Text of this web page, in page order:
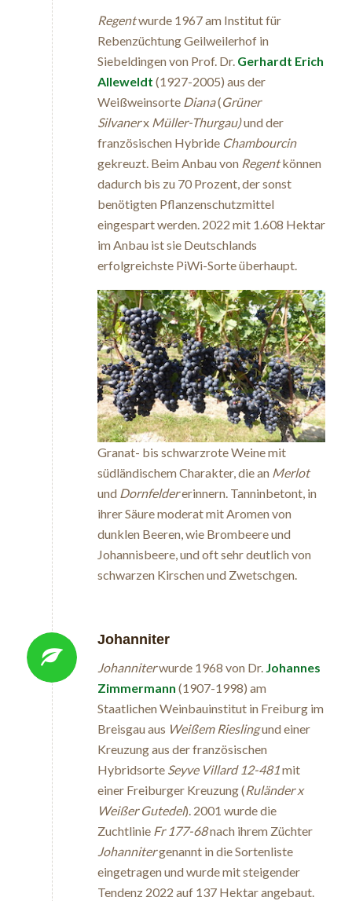
Regentwurde 1967 am Institut für
Rebenzüchtung Geilweilerhof in
Siebeldingen von Prof. Dr. Gerhardt Erich
Alleweldt (1927-2005) aus der
Weißweinsorte Diana(Grüner
Silvanerx Müller-Thurgau)und der
französischen Hybride Chambourcin
gekreuzt. Beim Anbau von Regentkönnen
dadurch bis zu 70 Prozent, der sonst
benötigten Pflanzenschutzmittel
eingespart werden. 2022 mit 1.608 Hektar
im Anbau ist sie Deutschlands
erfolgreichste PiWi-Sorte überhaupt.
Granat- bis schwarzrote Weine mit
südländischem Charakter, die an Merlot
und Dornfeldererinnern. Tanninbetont, in
ihrer Säure moderat mit Aromen von
dunklen Beeren, wie Brombeere und
Johannisbeere, und oft sehr deutlich von
schwarzen Kirschen und Zwetschgen.
Johanniter
Johanniterwurde 1968 von Dr. Johannes
Zimmermann (1907-1998) am
Staatlichen Weinbauinstitut in Freiburg im
Breisgau aus Weißem Rieslingund einer
Kreuzung aus der französischen
Hybridsorte Seyve Villard 12-481mit
einer Freiburger Kreuzung(Ruländer x
Weißer Gutedel). 2001 wurde die
Zuchtlinie Fr 177-68nach ihrem Züchter
Johannitergenannt in die Sortenliste
eingetragen und wurde mit steigender
Tendenz 2022 auf 137 Hektar angebaut.